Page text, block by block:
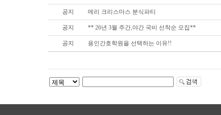
공지 메리 크리스마스 분식파티
공지 ** 26년 3월 주간,야간 국비 선착순 모집**
공지 용인간호학원을 선택하는 이유!!